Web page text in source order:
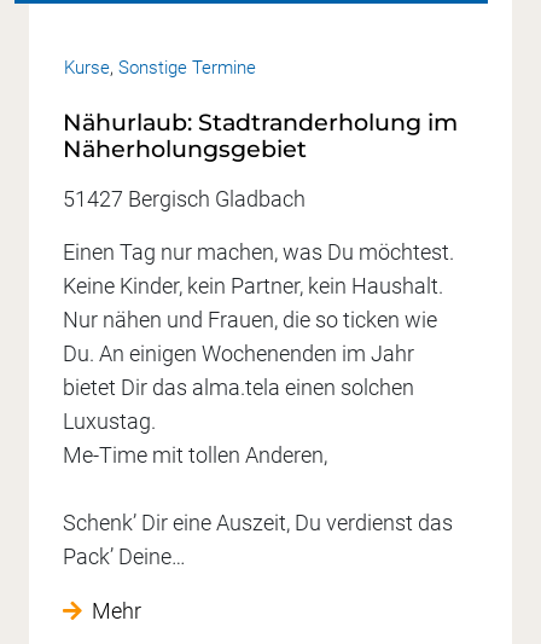
Kurse, Sonstige Termine
Nähurlaub: Stadtranderholung im
Näherholungsgebiet
51427 Bergisch Gladbach
Einen Tag nur machen, was Du möchtest.
Keine Kinder, kein Partner, kein Haushalt.
Nur nähen und Frauen, die so ticken wie
Du. An einigen Wochenenden im Jahr
bietet Dir das alma.tela einen solchen
Luxustag.
Me-Time mit tollen Anderen,
Schenk’ Dir eine Auszeit, Du verdienst das
Pack’ Deine…
Mehr